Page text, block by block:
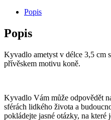
Popis
Popis
Kyvadlo ametyst v délce 3,5 cm
přívěskem motivu koně.
Kyvadlo Vám může odpovědět
sférách lidkého života a
pokládejte jasné otázky, na